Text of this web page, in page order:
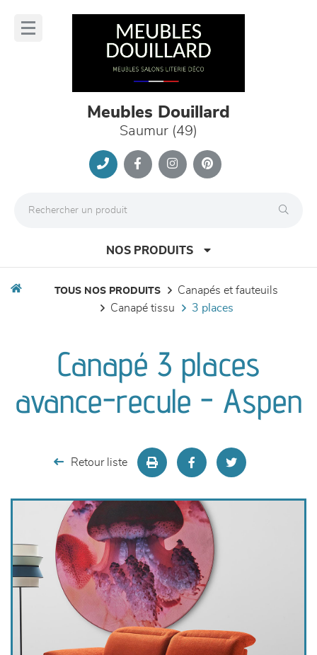
Meubles Douillard
Saumur (49)
NOS PRODUITS
séjours
meubles de complément
décoration
TOUS NOS PRODUITS
canapés et fauteuils
canapé tissu
3 places
Canapé 3 places
avance-recule - Aspen
Retour liste